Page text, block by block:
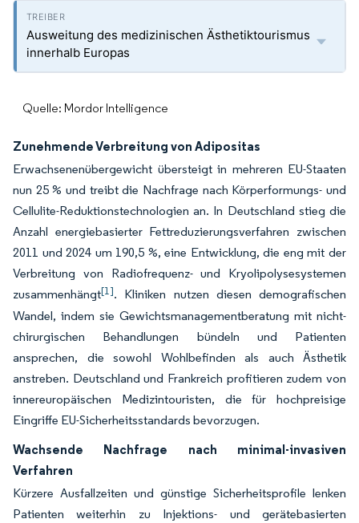
Ausweitung des medizinischen Ästhetiktourismus
innerhalb Europas
Quelle: Mordor Intelligence
Zunehmende Verbreitung von Adipositas
Erwachsenenübergewicht übersteigt in mehreren EU-Staaten
nun 25 % und treibt die Nachfrage nach Körperformungs- und
Cellulite-Reduktionstechnologien an. In Deutschland stieg die
Anzahl energiebasierter Fettreduzierungsverfahren zwischen
2011 und 2024 um 190,5 %, eine Entwicklung, die eng mit der
Verbreitung von Radiofrequenz- und Kryolipolysesystemen
zusammenhängt[1]. Kliniken nutzen diesen demografischen
Wandel, indem sie Gewichtsmanagementberatung mit nicht-
chirurgischen Behandlungen bündeln und Patienten
ansprechen, die sowohl Wohlbefinden als auch Ästhetik
anstreben. Deutschland und Frankreich profitieren zudem von
innereuropäischen Medizintouristen, die für hochpreisige
Eingriffe EU-Sicherheitsstandards bevorzugen.
Wachsende Nachfrage nach minimal-invasiven
Verfahren
Kürzere Ausfallzeiten und günstige Sicherheitsprofile lenken
Patienten weiterhin zu Injektions- und gerätebasierten